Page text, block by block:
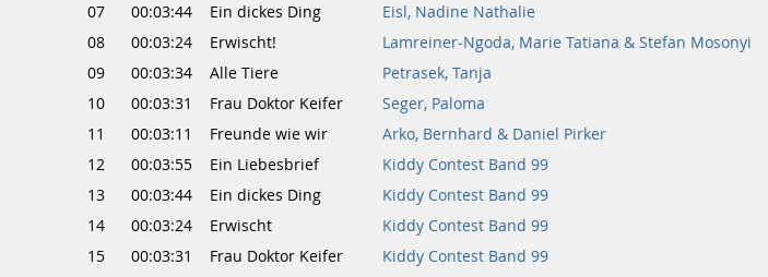
07
00:03:44 Ein dickes Ding Eisl, Nadine Nathalie
08
00:03:24 Erwischt! Lamreiner-Ngoda, Marie Tatiana & Stefan Mosonyi
09
00:03:34 Alle Tiere Petrasek, Tanja
10
00:03:31 Frau Doktor Keifer Seger, Paloma
11
00:03:11 Freunde wie wir Arko, Bernhard & Daniel Pirker
12
00:03:55 Ein Liebesbrief Kiddy Contest Band 99
13
00:03:44 Ein dickes Ding Kiddy Contest Band 99
14
00:03:24 Erwischt Kiddy Contest Band 99
15
00:03:31 Frau Doktor Keifer Kiddy Contest Band 99